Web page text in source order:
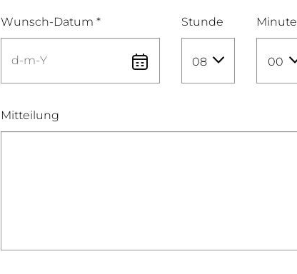
Wunsch-Datum * Stunde
08
Minute
00
Mitteilung